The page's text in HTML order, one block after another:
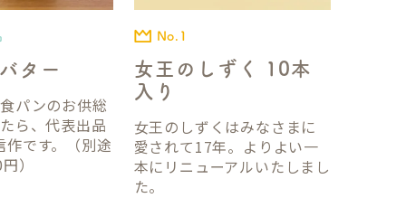
ター
パンのお供総
ら、代表出品
作です。（別途
）
女王のしずく 10本
入り
No.1
女王のしずくはみなさまに
愛されて17年。よりよい一
本にリニューアルいたしまし
た。